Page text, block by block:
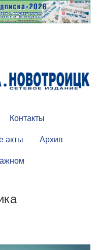
Контакты
акты
Архив